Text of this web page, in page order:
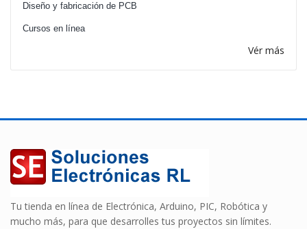
Diseño y fabricación de PCB
Cursos en línea
Vér más
Tu tienda en línea de Electrónica, Arduino, PIC, Robótica y
mucho más, para que desarrolles tus proyectos sin límites.